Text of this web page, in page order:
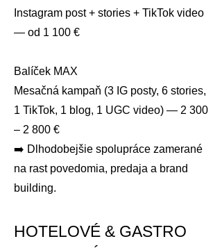
Instagram post + stories + TikTok video
— od 1 100 €
Balíček MAX
Mesačná kampaň (3 IG posty, 6 stories,
1 TikTok, 1 blog, 1 UGC video) — 2 300
– 2 800 €
➡️ Dlhodobejšie spolupráce zamerané
na rast povedomia, predaja a brand
building.
HOTELOVÉ & GASTRO